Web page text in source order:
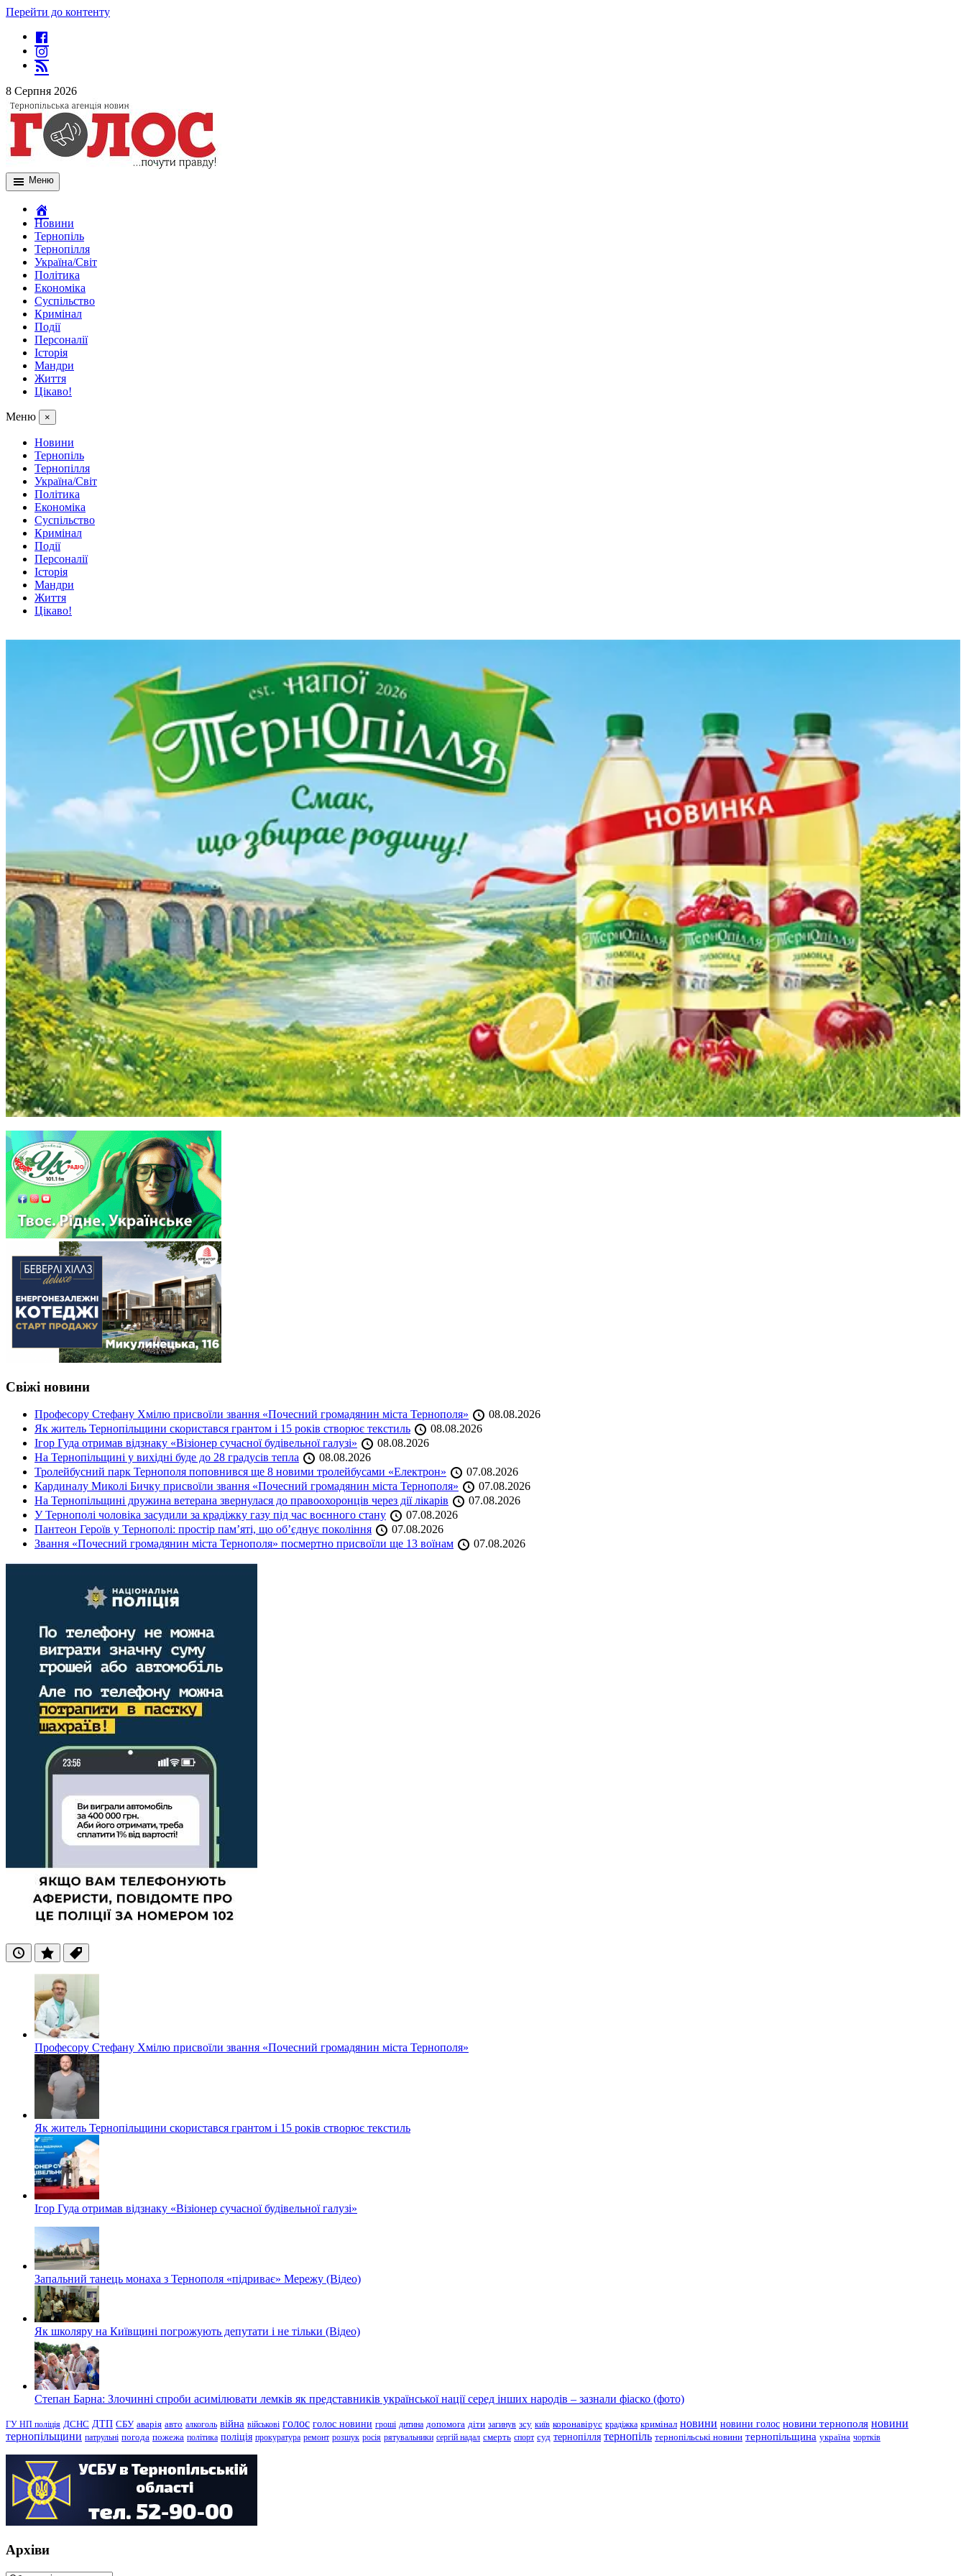
Перейти до контенту
8 Серпня 2026
Меню
Новини
Тернопіль
Тернопілля
Україна/Світ
Політика
Економіка
Суспільство
Кримінал
Події
Персоналії
Історія
Мандри
Життя
Цікаво!
Меню ×
Новини
Тернопіль
Тернопілля
Україна/Світ
Політика
Економіка
Суспільство
Кримінал
Події
Персоналії
Історія
Мандри
Життя
Цікаво!
Свіжі новини
Професору Стефану Хмілю присвоїли звання «Почесний громадянин міста Тернополя»
08.08.2026
Як житель Тернопільщини скористався грантом і 15 років створює текстиль
08.08.2026
Ігор Гуда отримав відзнаку «Візіонер сучасної будівельної галузі»
08.08.2026
На Тернопільщині у вихідні буде до 28 градусів тепла
08.08.2026
Тролейбусний парк Тернополя поповнився ще 8 новими тролейбусами «Електрон»
07.08.2026
Кардиналу Миколі Бичку присвоїли звання «Почесний громадянин міста Тернополя»
07.08.2026
На Тернопільщині дружина ветерана звернулася до правоохоронців через дії лікарів
07.08.2026
У Тернополі чоловіка засудили за крадіжку газу під час воєнного стану
07.08.2026
Пантеон Героїв у Тернополі: простір пам’яті, що об’єднує покоління
07.08.2026
Звання «Почесний громадянин міста Тернополя» посмертно присвоїли ще 13 воїнам
07.08.2026
ОстанніПопулярні
Теги
Професору Стефану Хмілю присвоїли звання «Почесний громадянин міста Тернополя»
Як житель Тернопільщини скористався грантом і 15 років створює текстиль
Ігор Гуда отримав відзнаку «Візіонер сучасної будівельної галузі»
Запальний танець монаха з Тернополя «підриває» Мережу (Відео)
Як школяру на Київщині погрожують депутати і не тільки (Відео)
Степан Барна: Злочинні спроби асимілювати лемків як представників української нації серед інших народів – зазнали фіаско (фото)
ГУ НП поліція ДСНС ДТП СБУ аварія авто алкоголь війна військові голос голос новини гроші дитина допомога діти загинув зсу київ коронавірус крадіжка кримінал новини новини голос новини тернополя новини
тернопільщини патрульні погода пожежа політика поліція прокуратура ремонт розшук росія рятувальники сергій надал смерть спорт суд тернопілля тернопіль тернопільські новини тернопільщина україна чортків
Архіви